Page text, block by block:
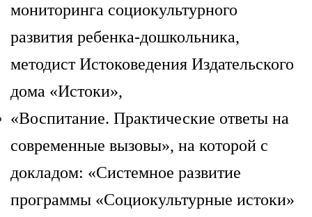
мониторинга социокультурного
развития ребенка-дошкольника,
методист Истоковедения Издательского
дома «Истоки»,
«Воспитание. Практические ответы на
современные вызовы», на которой с
докладом: «Системное развитие
программы «Социокультурные истоки»